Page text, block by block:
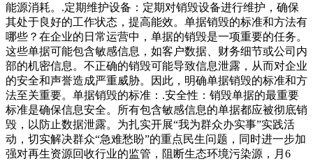
能源消耗。.定期维护设备：定期对销毁设备进行维护，确保
其处于良好的工作状态，提高能效。单据销毁的标准和方法有
哪些？在企业的日常运营中，单据的销毁是一项重要的任务。
这些单据可能包含敏感信息，如客户数据、财务细节或公司内
部的机密信息。不正确的销毁可能导致信息泄露，从而对企业
的安全和声誉造成严重威胁。因此，明确单据销毁的标准和方
法至关重要。单据销毁的标准：.安全性：销毁单据的最重要
标准是确保信息安全。所有包含敏感信息的单据都应被彻底销
毁，以防止数据泄露。为扎实开展“我为群众办实事”实践活
动，切实解决群众“急难愁盼”的重点民生问题，同时进一步加
强对再生资源回收行业的监管，阻断生态环境污染源，月6